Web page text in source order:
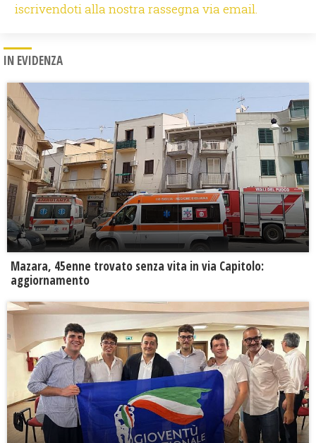
iscrivendoti alla nostra rassegna via email.
IN EVIDENZA
Mazara, 45enne trovato senza vita in via Capitolo:
aggiornamento